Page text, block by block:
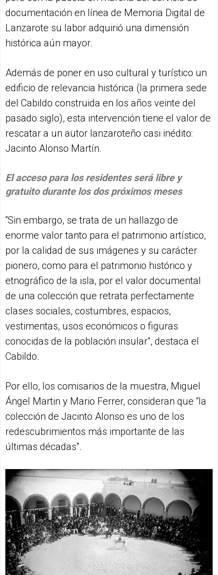
documentación en línea de Memoria Digital de
Lanzarote su labor adquirió una dimensión
histórica aún mayor.
Además de poner en uso cultural y turístico un
edificio de relevancia histórica (la primera sede
del Cabildo construida en los años veinte del
pasado siglo), esta intervención tiene el valor de
rescatar a un autor lanzaroteño casi inédito:
Jacinto Alonso Martín.
El acceso para los residentes será libre y
gratuito durante los dos próximos meses
“Sin embargo, se trata de un hallazgo de
enorme valor tanto para el patrimonio artístico,
por la calidad de sus imágenes y su carácter
pionero, como para el patrimonio histórico y
etnográfico de la isla, por el valor documental
de una colección que retrata perfectamente
clases sociales, costumbres, espacios,
vestimentas, usos económicos o figuras
conocidas de la población insular”, destaca el
Cabildo.
Por ello, los comisarios de la muestra, Miguel
Ángel Martin y Mario Ferrer, consideran que “la
colección de Jacinto Alonso es uno de los
redescubrimientos más importante de las
últimas décadas”.